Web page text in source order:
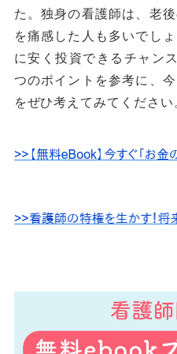
た。独身の看護師は、老
を痛感した人も多いでし
に安く投資できるチャン
つのポイントを参考に、
をぜひ考えてみてください